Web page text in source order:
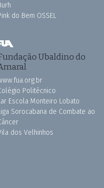
do Bem OSSEL
Ubaldino do
Politécnico
Escola Monteiro Lobato
Sorocabana de Combate ao
dos Velhinhos